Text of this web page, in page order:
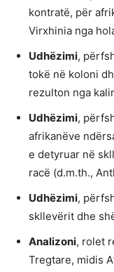
kontratë, për
Virxhinia nga
Udhëzimi,
tokë në koloni
rezulton nga
Udhëzimi,
afrikanëve
e detyruar në
racë (d.m.th.,
Udhëzimi,
skllevërit dhe
Analizoni, rolet
Tregtare, midis